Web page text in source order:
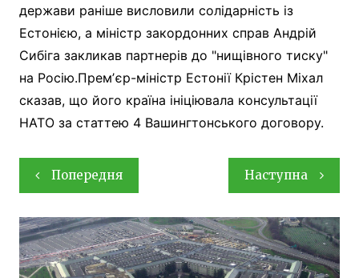
держави раніше висловили солідарність із
Естонією, а міністр закордонних справ Андрій
Сибіга закликав партнерів до "нищівного тиску"
на Росію.Премʼєр-міністр Естонії Крістен Міхал
сказав, що його країна ініціювала консультації
НАТО за статтею 4 Вашингтонського договору.
Навігація
записів
Попередня Наступна